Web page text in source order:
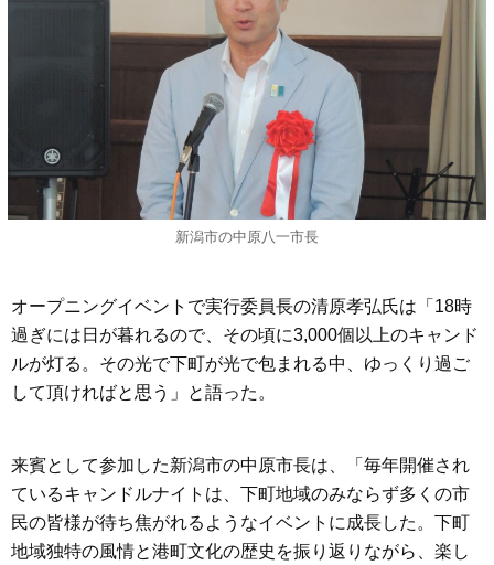
新潟市の中原八一市長
オープニングイベントで実行委員長の清原孝弘氏は「18時
過ぎには日が暮れるので、その頃に3,000個以上のキャンド
ルが灯る。その光で下町が光で包まれる中、ゆっくり過ご
して頂ければと思う」と語った。
来賓として参加した新潟市の中原市長は、「毎年開催され
ているキャンドルナイトは、下町地域のみならず多くの市
民の皆様が待ち焦がれるようなイベントに成長した。下町
地域独特の風情と港町文化の歴史を振り返りながら、楽し